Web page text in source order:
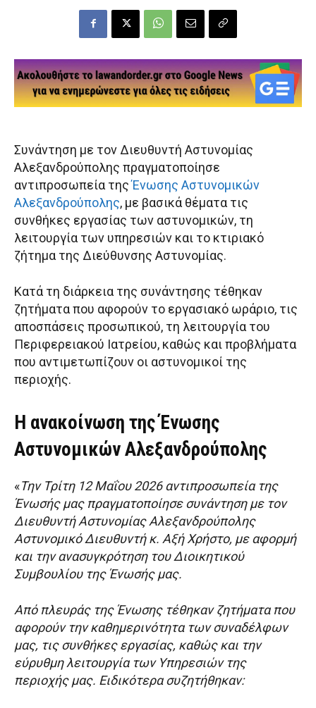
Συνάντηση με τον Διευθυντή Αστυνομίας
Αλεξανδρούπολης πραγματοποίησε
αντιπροσωπεία τηςΈνωσης Αστυνομικών
Αλεξανδρούπολης, με βασικά θέματα τις
συνθήκες εργασίας των αστυνομικών, τη
λειτουργία των υπηρεσιών και το κτιριακό
ζήτημα της Διεύθυνσης Αστυνομίας.
Κατά τη διάρκεια της συνάντησης τέθηκαν
ζητήματα που αφορούν το εργασιακό ωράριο, τις
αποσπάσεις προσωπικού, τη λειτουργία του
Περιφερειακού Ιατρείου, καθώς και προβλήματα
που αντιμετωπίζουν οι αστυνομικοί της
περιοχής.
Η ανακοίνωση της Ένωσης
Αστυνομικών Αλεξανδρούπολης
«Την Τρίτη 12 Μαΐου 2026 αντιπροσωπεία της
Ένωσής μας πραγματοποίησε συνάντηση με τον
Διευθυντή Αστυνομίας Αλεξανδρούπολης
Αστυνομικό Διευθυντή κ. Αξή Χρήστο, με αφορμή
και την ανασυγκρότηση του Διοικητικού
Συμβουλίου της Ένωσής μας.
Από πλευράς της Ένωσης τέθηκαν ζητήματα που
αφορούν την καθημερινότητα των συναδέλφων
μας, τις συνθήκες εργασίας, καθώς και την
εύρυθμη λειτουργία των Υπηρεσιών της
περιοχής μας. Ειδικότερα συζητήθηκαν: